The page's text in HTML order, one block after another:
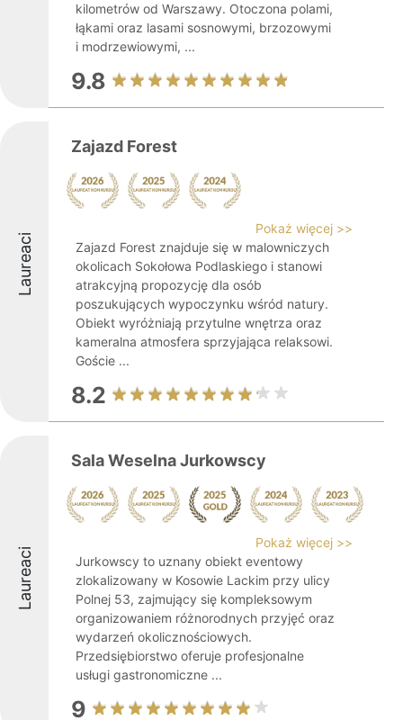
kilometrów od Warszawy. Otoczona polami,
łąkami oraz lasami sosnowymi, brzozowymi
i modrzewiowymi, ...
9.8
Laureaci
Zajazd Forest
Pokaż więcej >>
Zajazd Forest znajduje się w malowniczych
okolicach Sokołowa Podlaskiego i stanowi
atrakcyjną propozycję dla osób
poszukujących wypoczynku wśród natury.
Obiekt wyróżniają przytulne wnętrza oraz
kameralna atmosfera sprzyjająca relaksowi.
Goście ...
8.2
Laureaci
Sala Weselna Jurkowscy
Pokaż więcej >>
Jurkowscy to uznany obiekt eventowy
zlokalizowany w Kosowie Lackim przy ulicy
Polnej 53, zajmujący się kompleksowym
organizowaniem różnorodnych przyjęć oraz
wydarzeń okolicznościowych.
Przedsiębiorstwo oferuje profesjonalne
usługi gastronomiczne ...
9